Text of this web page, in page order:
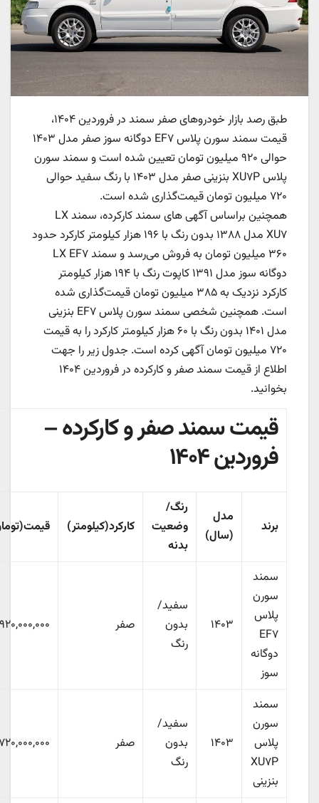
طبق رصد بازار خودروهای صفر سمند در فروردین ۱۴۰۴،
قیمت سمند سورن پلاس EF۷ دوگانه سوز صفر مدل ۱۴۰۳
حوالی ۹۲۰ میلیون تومان تعیین شده است و سمند سورن
پلاس XU۷P بنزینی صفر مدل ۱۴۰۳ با رنگ سفید حوالی
همچنین براساس آگهی های سمند کارکرده، سمند LX
XU۷ مدل ۱۳۸۸ بدون رنگ با ۱۹۶ هزار کیلومتر کارکرد حدود
۳۶۰ میلیون تومان به فروش می‌رسد و سمند LX EF۷
دوگانه سوز مدل ۱۳۹۱ کاپوت رنگ با ۱۹۴ هزار کیلومتر
کارکرد نزدیک به ۳۸۵ میلیون تومان قیمت‌گذاری شده
است. همچنین شخصی سمند سورن پلاس EF۷ بنزینی
مدل ۱۴۰۱ بدون رنگ با ۶۰ هزار کیلومتر کارکرد را به قیمت
۷۲۰ میلیون تومان آگهی کرده است. جدول زیر را جهت
اطلاع از قیمت سمند صفر و کارکرده در فروردین ۱۴۰۴
بخوانید.
قیمت سمند صفر و کارکرده –
فروردین ۱۴۰۴
مدل
(سال)
رنگ/
وضعیت
بدنه
کارکرد(کیلومتر) قیمت(تومان)
سمند
سورن
پلاس
دوگانه
۱۴۰۳
سفید/
بدون
۹۲۰,۰۰۰,۰۰۰
سمند
سورن
پلاس
XU۷P
بنزینی
۱۴۰۳
سفید/
بدون
۷۲۰,۰۰۰,۰۰۰